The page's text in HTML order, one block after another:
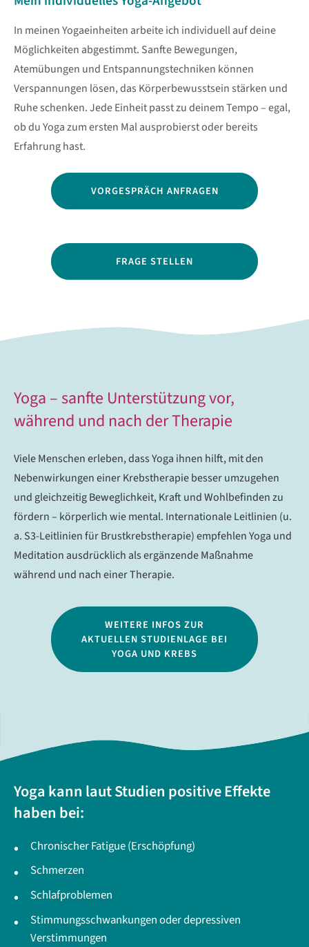
In meinen Yogaeinheiten arbeite ich individuell auf deine
Möglichkeiten abgestimmt. Sanfte Bewegungen,
Atemübungen und Entspannungstechniken können
Verspannungen lösen, das Körperbewusstsein stärken und
Ruhe schenken. Jede Einheit passt zu deinem Tempo – egal,
ob du Yoga zum ersten Mal ausprobierst oder bereits
Erfahrung hast.
VORGESPRÄCH ANFRAGEN
FRAGE STELLEN
Yoga – sanfte Unterstützung vor,
während und nach der Therapie
Viele Menschen erleben, dass Yoga ihnen hilft, mit den
Nebenwirkungen einer Krebstherapie besser umzugehen
und gleichzeitig Beweglichkeit, Kraft und Wohlbefinden zu
fördern – körperlich wie mental. Internationale Leitlinien (u.
a. S3-Leitlinien für Brustkrebstherapie) empfehlen Yoga und
Meditation ausdrücklich als ergänzende Maßnahme
während und nach einer Therapie.
WEITERE INFOS ZUR
AKTUELLEN STUDIENLAGE BEI
YOGA UND KREBS
Yoga kann laut Studien positive Effekte
haben bei:
Chronischer Fatigue (Erschöpfung)
Schmerzen
Schlafproblemen
Stimmungsschwankungen oder depressiven
Verstimmungen